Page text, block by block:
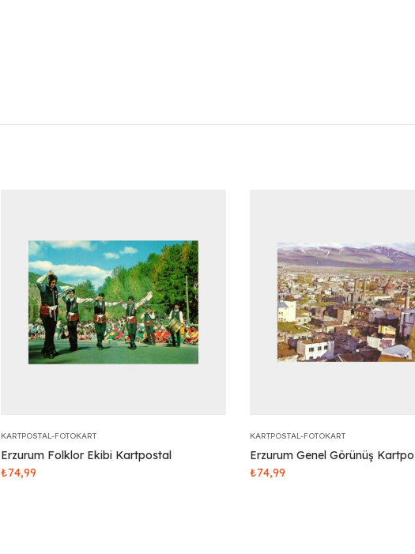
KARTPOSTAL-FOTOKART
Erzurum Folklor Ekibi Kartpostal
₺74,99
KARTPOSTAL-FOTOKART
Erzurum Genel Görünüş
₺74,99